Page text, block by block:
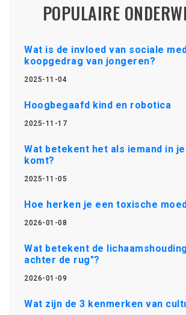
POPULAIRE
Wat is de invloed van sociale
koopgedrag van jongeren?
2025-11-04
Hoogbegaafd kind en robotica
2025-11-17
Wat betekent het als iemand in
komt?
2025-11-05
Hoe herken je een toxische
2026-01-08
Wat betekent de
achter de rug"?
2026-01-09
Wat zijn de 3 kenmerken van